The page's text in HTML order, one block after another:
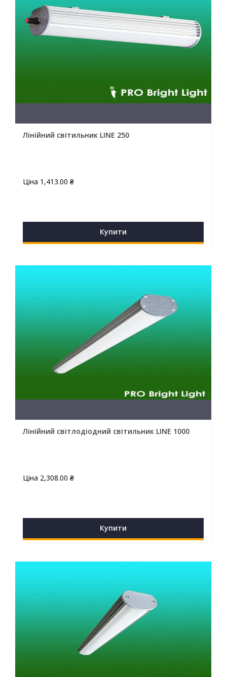
Лінійний світильник LINE 250
Ціна 1,413.00 ₴
Купити
Лінійний світлодіодний світильник LINE 1000
Ціна 2,308.00 ₴
Купити